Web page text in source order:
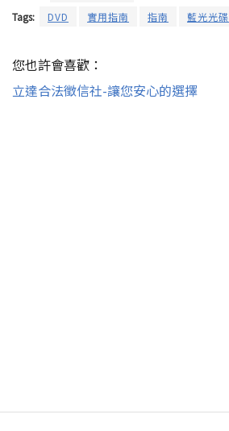
Tags:
DVD 實用指南 指南 藍光光碟
您也許會喜歡：
立達合法徵信社-讓您安心的選擇